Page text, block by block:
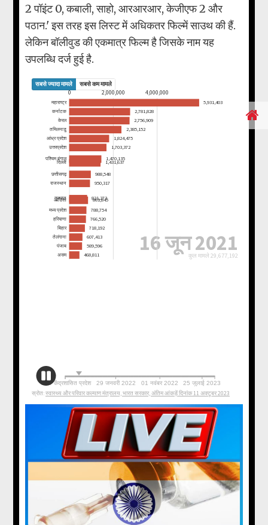
2 पॉइंट 0, कबाली, साहो, आरआरआर, केजीएफ 2 और
पठान.' इस तरह इस लिस्ट में अधिकतर फिल्में साउथ की हैं.
लेकिन बॉलीवुड की एकमात्र फिल्म है जिसके नाम यह
उपलब्धि दर्ज हुई है.